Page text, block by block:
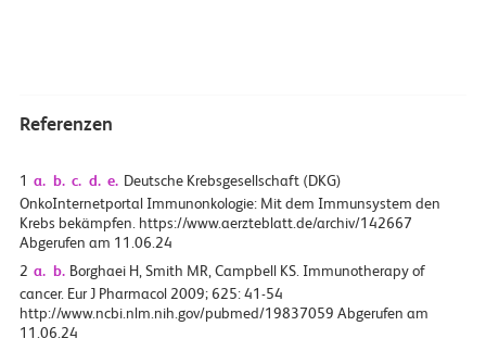
Referenzen
1 a. b. c. d. e. Deutsche Krebsgesellschaft (DKG)
OnkoInternetportal Immunonkologie: Mit dem Immunsystem den
Krebs bekämpfen. https://www.aerzteblatt.de/archiv/142667
Abgerufen am 11.06.24
2 a. b. Borghaei H, Smith MR, Campbell KS. Immunotherapy of
cancer. Eur J Pharmacol 2009; 625: 41-54
http://www.ncbi.nlm.nih.gov/pubmed/19837059 Abgerufen am
11.06.24